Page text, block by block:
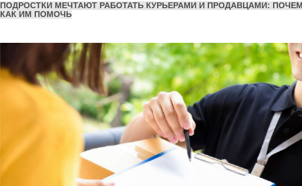
ПОДРОСТКИ МЕЧТАЮТ РАБОТАТЬ КУРЬЕРАМИ И ПРОДАВЦАМИ:
КАК ИМ ПОМОЧЬ